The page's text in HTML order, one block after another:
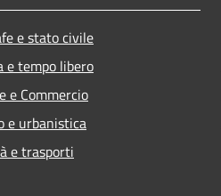
e stato civile
e tempo libero
e Commercio
e urbanistica
e trasporti